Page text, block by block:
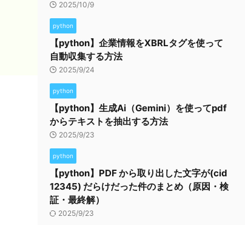
2025/10/9
python
【python】企業情報をXBRLタグを使って
自動収集する方法
2025/9/24
python
【python】生成Ai（Gemini）を使ってpdf
からテキストを抽出する方法
2025/9/23
python
【python】PDF から取り出した文字が(cid
12345) だらけだった件のまとめ（原因・検
証・最終解）
2025/9/23